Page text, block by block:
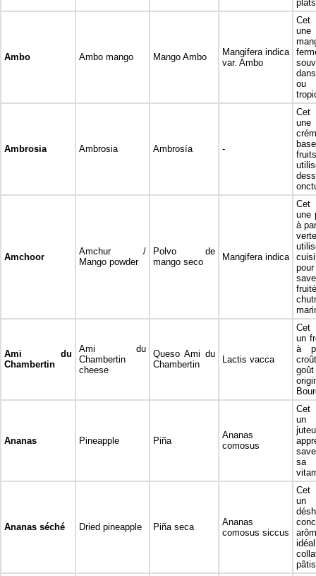
Ambo Ambo mango Mango Ambo
Mangifera indica
var. Ambo
Cet
ou
Ambrosia Ambrosia Ambrosía -
Cet
Amchoor
Amchur /
Mango powder
Polvo de
mango seco
Mangifera indica
Cet
une
à
Ami du
Chambertin
Ami du
Chambertin
cheese
Queso Ami du
Chambertin
Lactis vacca
Cet
un
à
Ananas Pineapple Piña
Ananas
comosus
Cet
un
sa
Ananas séché Dried pineapple Piña seca
Ananas
comosus siccus
Cet